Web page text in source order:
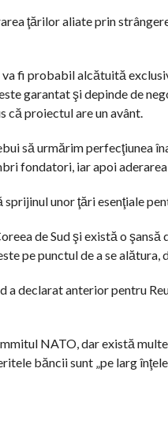
ţărilor aliate prin
fi probabil alcătuită
garantat şi depinde de
că proiectul are un avânt.
să urmărim perfecţiunea
fondatori, iar apoi aderarea
unor ţări esenţiale
de Sud şi există o
pe punctul de a se alătura,
a declarat anterior pentru
NATO, dar există
băncii sunt „pe larg